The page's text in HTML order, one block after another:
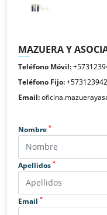
MAZUERA Y
Teléfono Móvil:
Teléfono Fijo:
Email:
Nombre *
Apellidos *
Email *